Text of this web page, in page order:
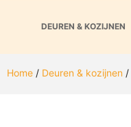
DEUREN & KOZIJNEN
Home / Deuren & kozijnen /